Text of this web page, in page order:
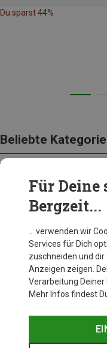
Du sparst 44%
Beliebte
Für Deine
Bergzeit...
… verwenden wir
Services für Dich
zuschneiden und
Anzeigen zeigen.
Verarbeitung Deiner
Mehr Infos findest